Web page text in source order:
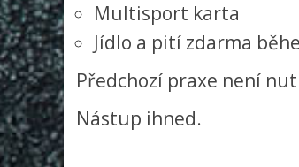
Multisport karta
Jídlo a pití zdarma
Předchozí praxe není
Nástup ihned.